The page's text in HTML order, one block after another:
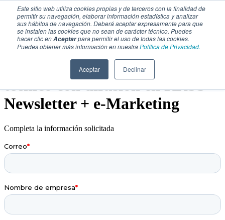
Este sitio web utiliza cookies propias y de terceros con la finalidad de
permitir su navegación, elaborar información estadística y analizar
sus hábitos de navegación. Deberá aceptar expresamente para que
se instalen las cookies que no sean de carácter técnico. Puedes
hacer clic enAceptarpara permitir el uso de todas las cookies.
Puedes obtener más información en nuestraPolítica de Privacidad.
Aceptar Declinar
Formulario para artículo
técnico con difusión en RRSS +
Newsletter + e-Marketing
Completa la información solicitada